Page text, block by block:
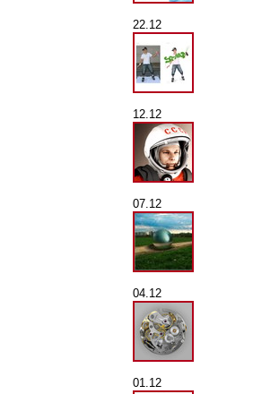
22.12
12.12
07.12
04.12
01.12